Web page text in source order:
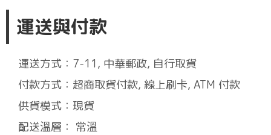
運送與付款
運送方式：7-11, 中華郵政, 自行取貨
付款方式：超商取貨付款, 線上刷卡, ATM 付款
供貨模式：現貨
配送溫層： 常溫